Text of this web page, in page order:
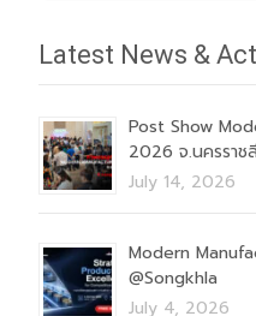
Latest News &
Post Show
2026 จ.นครราช
July 14, 2026
Modern
@Songkhla
July 4, 2026